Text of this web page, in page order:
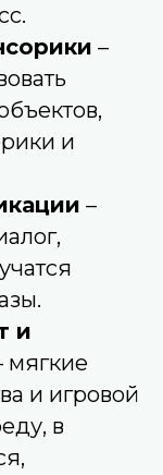
–
и
–
и
мягкие
и игровой
в